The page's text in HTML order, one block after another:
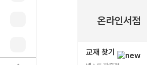
온라인서점
교재 찾기